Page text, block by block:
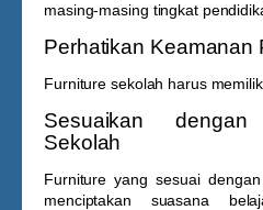
masing-masing tingkat
Perhatikan Keamanan
Furniture sekolah harus
Sesuaikan
Sekolah
Furniture yang sesuai
menciptakan suasana